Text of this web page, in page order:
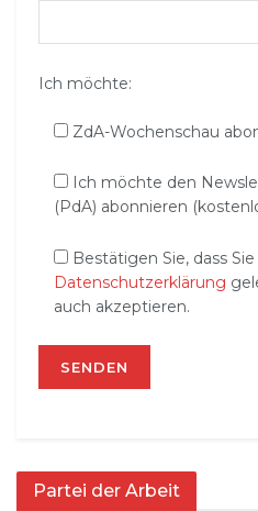
Ich möchte:
ZdA-Wochenschau
Ich möchte den
(PdA) abonnieren
Bestätigen Sie, dass
Datenschutzerklärung
auch akzeptieren.
Partei der Arbeit